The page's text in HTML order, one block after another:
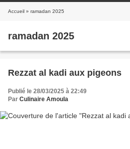
Accueil » ramadan 2025
ramadan 2025
Rezzat al kadi aux pigeons
Publié le 28/03/2025 à 22:49
Par Culinaire Amoula